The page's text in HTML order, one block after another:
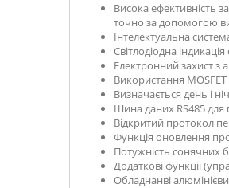
Висока ефективність
точно за допомогою
Інтелектуальна
Світлодіодна
Електронний захист з
Використання
Визначається день і
Шина даних RS485
Відкритий протокол
Функція оновлення
Потужність сонячних
Додаткові функції
Обладнанві